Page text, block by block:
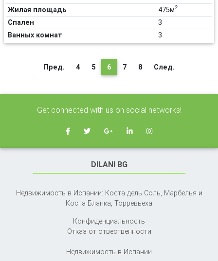
Жилая площадь 475м2
Спален
3
Ванных комнат
3
Пред. 4 5 6(текущая)
7 8 След.
Get connected with us on social networks!
DILANI BG
Недвижимость в Испании: Коста дель Соль, Марбелья и
Коста Бланка, Торревьеха
Конфиденциальность
Отказ от отвественности
Недвижимость в Испании